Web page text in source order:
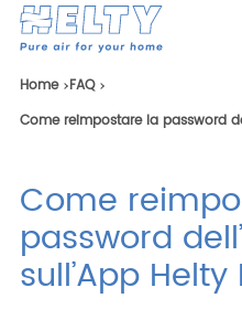
Prodotti
Professionisti
Realizzazioni
Risorse
Home FAQ
Come reimpostare la password
Come
password
sull’App